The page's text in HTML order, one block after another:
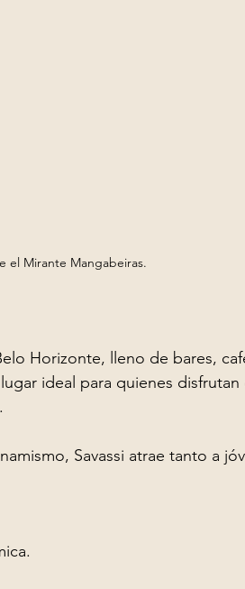
el Mirante Mangabeiras.
Horizonte, lleno de bares,
ideal para quienes disfrutan
Savassi atrae tanto a